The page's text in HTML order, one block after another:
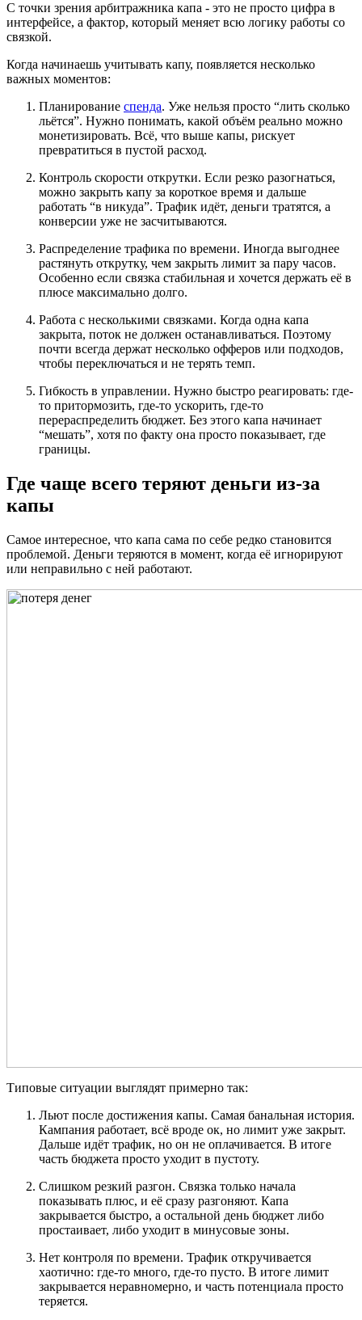
С точки зрения арбитражника капа - это не просто цифра в
интерфейсе, а фактор, который меняет всю логику работы со
связкой.
Когда начинаешь учитывать капу, появляется несколько
важных моментов:
Планирование спенда. Уже нельзя просто “лить сколько
льётся”. Нужно понимать, какой объём реально можно
монетизировать. Всё, что выше капы, рискует
превратиться в пустой расход.
Контроль скорости открутки. Если резко разогнаться,
можно закрыть капу за короткое время и дальше
работать “в никуда”. Трафик идёт, деньги тратятся, а
конверсии уже не засчитываются.
Распределение трафика по времени. Иногда выгоднее
растянуть открутку, чем закрыть лимит за пару часов.
Особенно если связка стабильная и хочется держать её в
плюсе максимально долго.
Работа с несколькими связками. Когда одна капа
закрыта, поток не должен останавливаться. Поэтому
почти всегда держат несколько офферов или подходов,
чтобы переключаться и не терять темп.
Гибкость в управлении. Нужно быстро реагировать: где-
то притормозить, где-то ускорить, где-то
перераспределить бюджет. Без этого капа начинает
“мешать”, хотя по факту она просто показывает, где
границы.
Где чаще всего теряют деньги из-за
капы
Самое интересное, что капа сама по себе редко становится
проблемой. Деньги теряются в момент, когда её игнорируют
или неправильно с ней работают.
Типовые ситуации выглядят примерно так:
Льют после достижения капы. Самая банальная история.
Кампания работает, всё вроде ок, но лимит уже закрыт.
Дальше идёт трафик, но он не оплачивается. В итоге
часть бюджета просто уходит в пустоту.
Слишком резкий разгон. Связка только начала
показывать плюс, и её сразу разгоняют. Капа
закрывается быстро, а остальной день бюджет либо
простаивает, либо уходит в минусовые зоны.
Нет контроля по времени. Трафик откручивается
хаотично: где-то много, где-то пусто. В итоге лимит
закрывается неравномерно, и часть потенциала просто
теряется.